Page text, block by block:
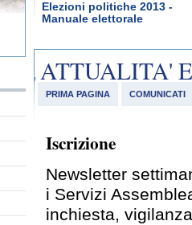
Elezioni politiche 2013 -
Manuale elettorale
ATTUALITA'
PRIMA PAGINA COMUNICATI
Iscrizione
Newsletter
i Servizi
inchiesta,